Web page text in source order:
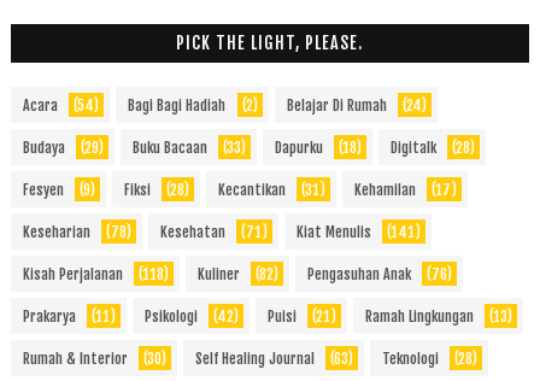
PICK THE LIGHT, PLEASE.
Acara (54) Bagi Bagi Hadiah (2) Belajar Di Rumah (24)
Budaya (29) Buku Bacaan (33) Dapurku (18) Digitalk (28)
Fesyen (9) Fiksi (28) Kecantikan (31) Kehamilan (17)
Keseharian (78) Kesehatan (71) Kiat Menulis (141)
Kisah Perjalanan (118) Kuliner (82) Pengasuhan Anak (76)
Prakarya (11) Psikologi (42) Puisi (21) Ramah Lingkungan (13)
Rumah & Interior (30) Self Healing Journal (63) Teknologi (28)